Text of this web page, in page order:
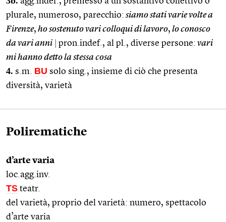
plurale, numeroso, parecchio: siamo stati varie volte a
Firenze, ho sostenuto vari colloqui di lavoro, lo conosco
da vari anni
pron.indef., al pl., diverse persone: vari
mi hanno detto la stessa cosa
4. s.m. BU solo sing., insieme di ciò che presenta
diversità, varietà
Polirematiche
d’arte varia
loc.agg.inv.
TS teatr.
del varietà, proprio del varietà: numero, spettacolo
d’arte varia